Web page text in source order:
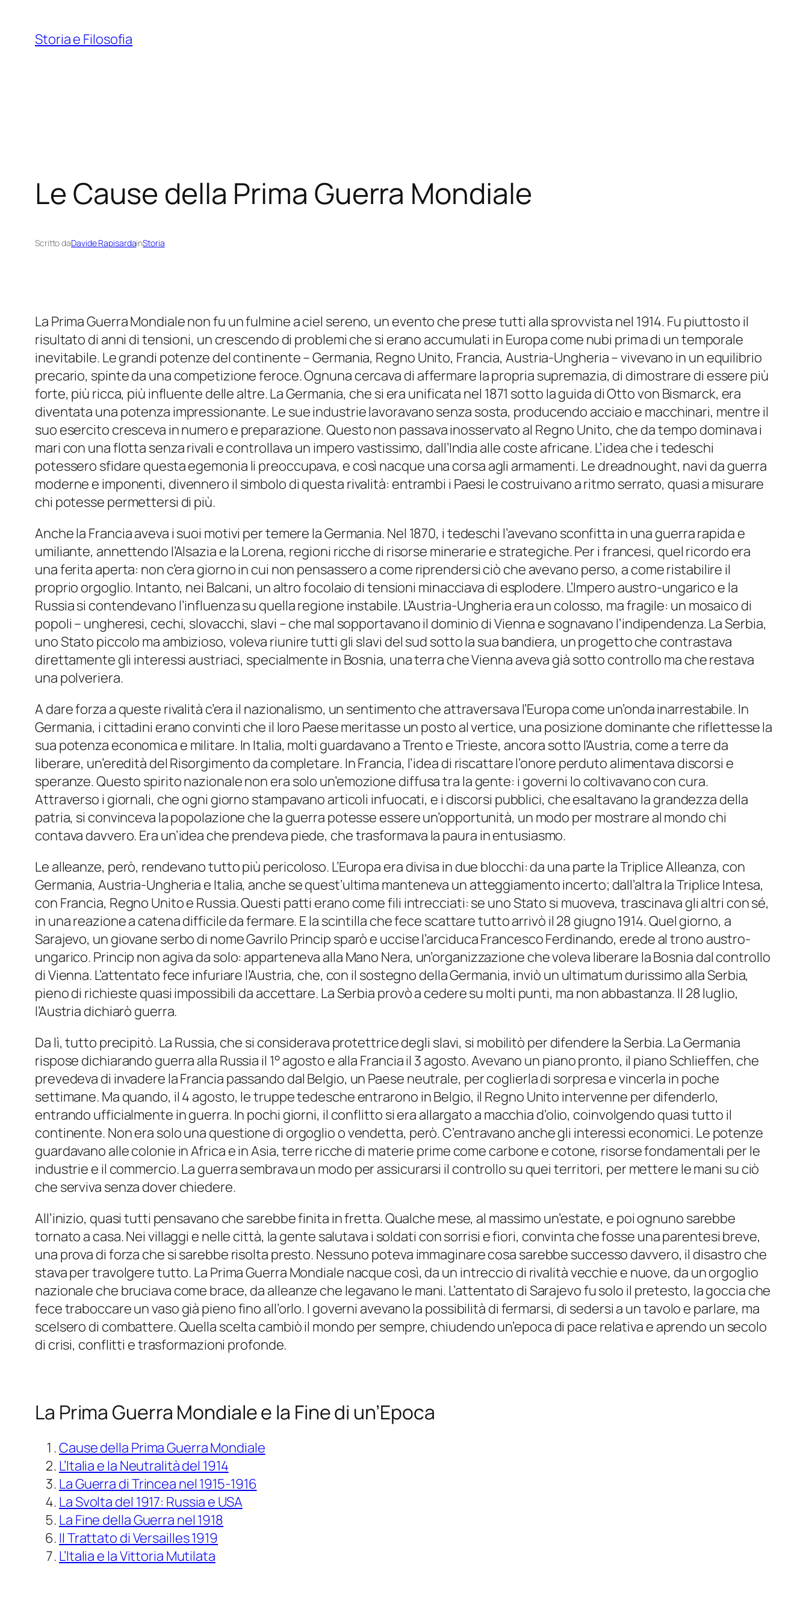
contenuto
Storia e Filosofia
Le Cause della Prima Guerra Mondiale
Scritto daDavide RapisardainStoria
La Prima Guerra Mondiale non fu un fulmine a ciel sereno, un evento che prese tutti alla sprovvista nel 1914. Fu piuttosto il
risultato di anni di tensioni, un crescendo di problemi che si erano accumulati in Europa come nubi prima di un temporale
inevitabile. Le grandi potenze del continente – Germania, Regno Unito, Francia, Austria-Ungheria – vivevano in un equilibrio
precario, spinte da una competizione feroce. Ognuna cercava di affermare la propria supremazia, di dimostrare di essere più
forte, più ricca, più influente delle altre. La Germania, che si era unificata nel 1871 sotto la guida di Otto von Bismarck, era
diventata una potenza impressionante. Le sue industrie lavoravano senza sosta, producendo acciaio e macchinari, mentre il
suo esercito cresceva in numero e preparazione. Questo non passava inosservato al Regno Unito, che da tempo dominava i
mari con una flotta senza rivali e controllava un impero vastissimo, dall’India alle coste africane. L’idea che i tedeschi
potessero sfidare questa egemonia li preoccupava, e così nacque una corsa agli armamenti. Le dreadnought, navi da guerra
moderne e imponenti, divennero il simbolo di questa rivalità: entrambi i Paesi le costruivano a ritmo serrato, quasi a misurare
chi potesse permettersi di più.
Anche la Francia aveva i suoi motivi per temere la Germania. Nel 1870, i tedeschi l’avevano sconfitta in una guerra rapida e
umiliante, annettendo l’Alsazia e la Lorena, regioni ricche di risorse minerarie e strategiche. Per i francesi, quel ricordo era
una ferita aperta: non c’era giorno in cui non pensassero a come riprendersi ciò che avevano perso, a come ristabilire il
proprio orgoglio. Intanto, nei Balcani, un altro focolaio di tensioni minacciava di esplodere. L’Impero austro-ungarico e la
Russia si contendevano l’influenza su quella regione instabile. L’Austria-Ungheria era un colosso, ma fragile: un mosaico di
popoli – ungheresi, cechi, slovacchi, slavi – che mal sopportavano il dominio di Vienna e sognavano l’indipendenza. La Serbia,
uno Stato piccolo ma ambizioso, voleva riunire tutti gli slavi del sud sotto la sua bandiera, un progetto che contrastava
direttamente gli interessi austriaci, specialmente in Bosnia, una terra che Vienna aveva già sotto controllo ma che restava
una polveriera.
A dare forza a queste rivalità c’era il nazionalismo, un sentimento che attraversava l’Europa come un’onda inarrestabile. In
Germania, i cittadini erano convinti che il loro Paese meritasse un posto al vertice, una posizione dominante che riflettesse la
sua potenza economica e militare. In Italia, molti guardavano a Trento e Trieste, ancora sotto l’Austria, come a terre da
liberare, un’eredità del Risorgimento da completare. In Francia, l’idea di riscattare l’onore perduto alimentava discorsi e
speranze. Questo spirito nazionale non era solo un’emozione diffusa tra la gente: i governi lo coltivavano con cura.
Attraverso i giornali, che ogni giorno stampavano articoli infuocati, e i discorsi pubblici, che esaltavano la grandezza della
patria, si convinceva la popolazione che la guerra potesse essere un’opportunità, un modo per mostrare al mondo chi
contava davvero. Era un’idea che prendeva piede, che trasformava la paura in entusiasmo.
Le alleanze, però, rendevano tutto più pericoloso. L’Europa era divisa in due blocchi: da una parte la Triplice Alleanza, con
Germania, Austria-Ungheria e Italia, anche se quest’ultima manteneva un atteggiamento incerto; dall’altra la Triplice Intesa,
con Francia, Regno Unito e Russia. Questi patti erano come fili intrecciati: se uno Stato si muoveva, trascinava gli altri con sé,
in una reazione a catena difficile da fermare. E la scintilla che fece scattare tutto arrivò il 28 giugno 1914. Quel giorno, a
Sarajevo, un giovane serbo di nome Gavrilo Princip sparò e uccise l’arciduca Francesco Ferdinando, erede al trono austro-
ungarico. Princip non agiva da solo: apparteneva alla Mano Nera, un’organizzazione che voleva liberare la Bosnia dal controllo
di Vienna. L’attentato fece infuriare l’Austria, che, con il sostegno della Germania, inviò un ultimatum durissimo alla Serbia,
pieno di richieste quasi impossibili da accettare. La Serbia provò a cedere su molti punti, ma non abbastanza. Il 28 luglio,
l’Austria dichiarò guerra.
Da lì, tutto precipitò. La Russia, che si considerava protettrice degli slavi, si mobilitò per difendere la Serbia. La Germania
rispose dichiarando guerra alla Russia il 1° agosto e alla Francia il 3 agosto. Avevano un piano pronto, il piano Schlieffen, che
prevedeva di invadere la Francia passando dal Belgio, un Paese neutrale, per coglierla di sorpresa e vincerla in poche
settimane. Ma quando, il 4 agosto, le truppe tedesche entrarono in Belgio, il Regno Unito intervenne per difenderlo,
entrando ufficialmente in guerra. In pochi giorni, il conflitto si era allargato a macchia d’olio, coinvolgendo quasi tutto il
continente. Non era solo una questione di orgoglio o vendetta, però. C’entravano anche gli interessi economici. Le potenze
guardavano alle colonie in Africa e in Asia, terre ricche di materie prime come carbone e cotone, risorse fondamentali per le
industrie e il commercio. La guerra sembrava un modo per assicurarsi il controllo su quei territori, per mettere le mani su ciò
che serviva senza dover chiedere.
All’inizio, quasi tutti pensavano che sarebbe finita in fretta. Qualche mese, al massimo un’estate, e poi ognuno sarebbe
tornato a casa. Nei villaggi e nelle città, la gente salutava i soldati con sorrisi e fiori, convinta che fosse una parentesi breve,
una prova di forza che si sarebbe risolta presto. Nessuno poteva immaginare cosa sarebbe successo davvero, il disastro che
stava per travolgere tutto. La Prima Guerra Mondiale nacque così, da un intreccio di rivalità vecchie e nuove, da un orgoglio
nazionale che bruciava come brace, da alleanze che legavano le mani. L’attentato di Sarajevo fu solo il pretesto, la goccia che
fece traboccare un vaso già pieno fino all’orlo. I governi avevano la possibilità di fermarsi, di sedersi a un tavolo e parlare, ma
scelsero di combattere. Quella scelta cambiò il mondo per sempre, chiudendo un’epoca di pace relativa e aprendo un secolo
di crisi, conflitti e trasformazioni profonde.
La Prima Guerra Mondiale e la Fine di un’Epoca
Cause della Prima Guerra Mondiale
L’Italia e la Neutralità del 1914
La Guerra di Trincea nel 1915-1916
La Svolta del 1917: Russia e USA
La Fine della Guerra nel 1918
Il Trattato di Versailles 1919
L’Italia e la Vittoria Mutilata